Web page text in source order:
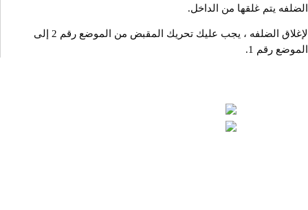
الضلفه يتم غلقها من الداخل.
لإغلاق الضلفه ، يجب عليك تحريك المقبض من الموضع رقم 2 إلى
الموضع رقم 1.